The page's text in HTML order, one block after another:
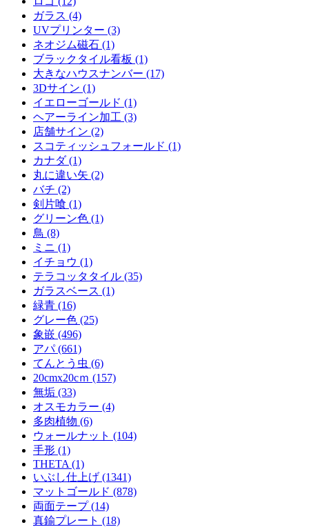
ガラス (4)
UVプリンター (3)
ネオジム磁石 (1)
ブラックタイル看板 (1)
大きなハウスナンバー (17)
3Dサイン (1)
イエローゴールド (1)
ヘアーライン加工 (3)
店舗サイン (2)
スコティッシュフォールド (1)
カナダ (1)
丸に違い矢 (2)
バチ (2)
剣片喰 (1)
グリーン色 (1)
鳥 (8)
ミニ (1)
イチョウ (1)
テラコッタタイル (35)
ガラスベース (1)
緑青 (16)
グレー色 (25)
象嵌 (496)
アパ (661)
てんとう虫 (6)
20cmx20cｍ (157)
無垢 (33)
オスモカラー (4)
多肉植物 (6)
ウォールナット (104)
手形 (1)
THETA (1)
いぶし仕上げ (1341)
マットゴールド (878)
両面テープ (14)
真鍮プレート (18)